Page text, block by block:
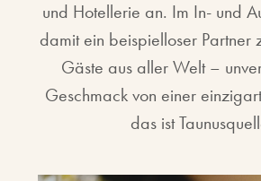
und Hotellerie an. Im In- und
damit ein beispielloser Partner
Gäste aus aller Welt –
Geschmack von einer
das ist